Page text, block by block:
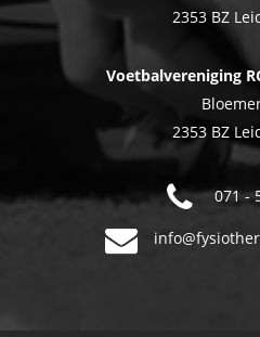
2353 BZ
Voetbalvereniging
2353 BZ
071 -